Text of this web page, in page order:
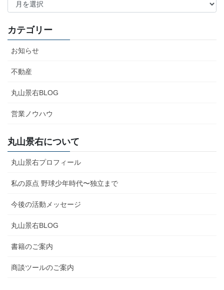
イ
カテゴリー
お知らせ
不動産
丸山景右BLOG
営業ノウハウ
丸山景右について
丸山景右プロフィール
私の原点 野球少年時代〜独立まで
今後の活動メッセージ
丸山景右BLOG
書籍のご案内
商談ツールのご案内